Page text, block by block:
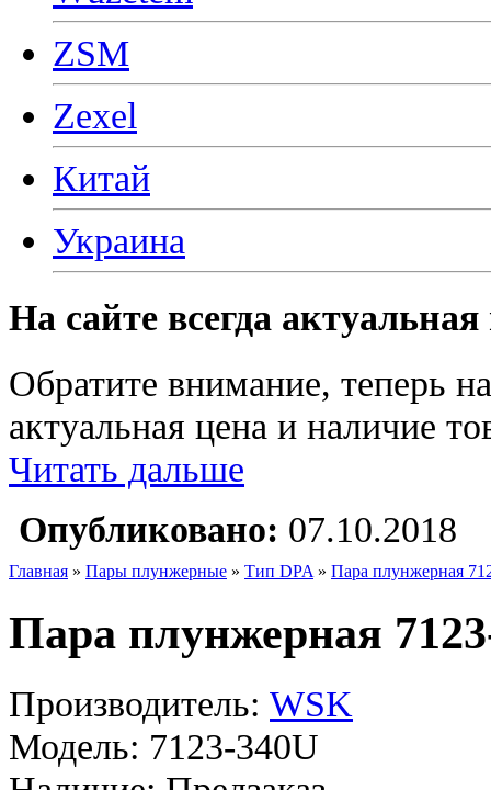
ZSM
Zexel
Китай
Украина
На сайте всегда
Обратите внимание, теперь
актуальная цена и наличие
Читать дальше
Опубликовано: 07.10.2018
Главная » Пары плунжерные » Тип DPA » Пара плунжерная
Пара плунжерная
Производитель: WSK
Модель: 7123-340U